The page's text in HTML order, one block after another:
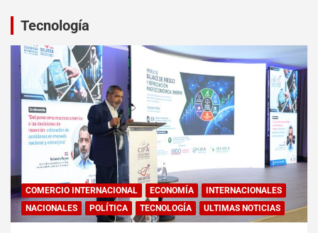
Tecnología
COMERCIO INTERNACIONAL ECONOMÍA
INTERNACIONALES
NACIONALES
POLÍTICA TECNOLOGÍA ULTIMAS NOTICIAS